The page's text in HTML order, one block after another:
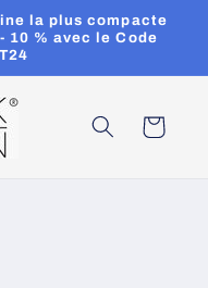
la plus compacte
10 % avec le Code
Panier